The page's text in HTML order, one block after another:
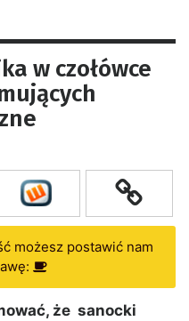
w czołówce
możesz postawić nam
że sanocki